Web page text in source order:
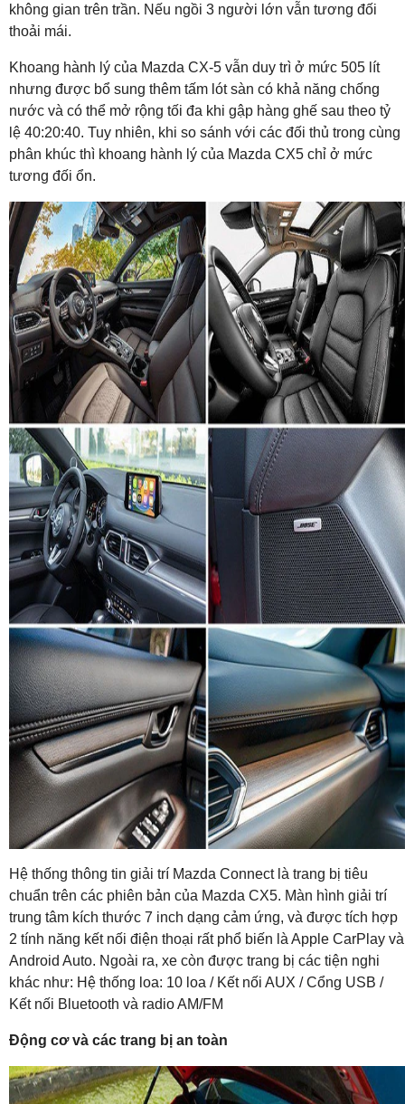
không gian trên trần. Nếu ngồi 3 người lớn vẫn tương đối
thoải mái.
Khoang hành lý của Mazda CX-5 vẫn duy trì ở mức 505 lít
nhưng được bổ sung thêm tấm lót sàn có khả năng chống
nước và có thể mở rộng tối đa khi gập hàng ghế sau theo tỷ
lệ 40:20:40. Tuy nhiên, khi so sánh với các đối thủ trong cùng
phân khúc thì khoang hành lý của Mazda CX5 chỉ ở mức
tương đối ổn.
Hệ thống thông tin giải trí Mazda Connect là trang bị tiêu
chuẩn trên các phiên bản của Mazda CX5. Màn hình giải trí
trung tâm kích thước 7 inch dạng cảm ứng, và được tích hợp
2 tính năng kết nối điện thoại rất phổ biến là Apple CarPlay và
Android Auto. Ngoài ra, xe còn được trang bị các tiện nghi
khác như: Hệ thống loa: 10 loa / Kết nối AUX / Cổng USB /
Kết nối Bluetooth và radio AM/FM
Động cơ và các trang bị an toàn